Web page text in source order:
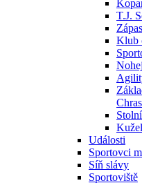
T.J.
Klub
Události
Sportovci
Síň slávy
Sportoviště